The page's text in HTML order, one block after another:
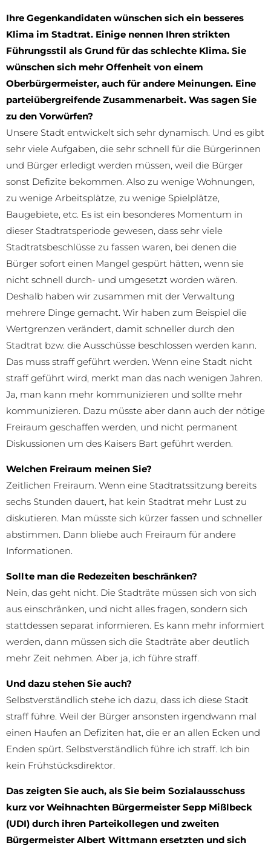
Ihre Gegenkandidaten wünschen sich ein besseres
Klima im Stadtrat. Einige nennen Ihren strikten
Führungsstil als Grund für das schlechte Klima. Sie
wünschen sich mehr Offenheit von einem
Oberbürgermeister, auch für andere Meinungen. Eine
parteiübergreifende Zusammenarbeit. Was sagen Sie
zu den Vorwürfen?
Unsere Stadt entwickelt sich sehr dynamisch. Und es gibt
sehr viele Aufgaben, die sehr schnell für die Bürgerinnen
und Bürger erledigt werden müssen, weil die Bürger
sonst Defizite bekommen. Also zu wenige Wohnungen,
zu wenige Arbeitsplätze, zu wenige Spielplätze,
Baugebiete, etc. Es ist ein besonderes Momentum in
dieser Stadtratsperiode gewesen, dass sehr viele
Stadtratsbeschlüsse zu fassen waren, bei denen die
Bürger sofort einen Mangel gespürt hätten, wenn sie
nicht schnell durch- und umgesetzt worden wären.
Deshalb haben wir zusammen mit der Verwaltung
mehrere Dinge gemacht. Wir haben zum Beispiel die
Wertgrenzen verändert, damit schneller durch den
Stadtrat bzw. die Ausschüsse beschlossen werden kann.
Das muss straff geführt werden. Wenn eine Stadt nicht
straff geführt wird, merkt man das nach wenigen Jahren.
Ja, man kann mehr kommunizieren und sollte mehr
kommunizieren. Dazu müsste aber dann auch der nötige
Freiraum geschaffen werden, und nicht permanent
Diskussionen um des Kaisers Bart geführt werden.
Welchen Freiraum meinen Sie?
Zeitlichen Freiraum. Wenn eine Stadtratssitzung bereits
sechs Stunden dauert, hat kein Stadtrat mehr Lust zu
diskutieren. Man müsste sich kürzer fassen und schneller
abstimmen. Dann bliebe auch Freiraum für andere
Informationen.
Sollte man die Redezeiten beschränken?
Nein, das geht nicht. Die Stadträte müssen sich von sich
aus einschränken, und nicht alles fragen, sondern sich
stattdessen separat informieren. Es kann mehr informiert
werden, dann müssen sich die Stadträte aber deutlich
mehr Zeit nehmen. Aber ja, ich führe straff.
Und dazu stehen Sie auch?
Selbstverständlich stehe ich dazu, dass ich diese Stadt
straff führe. Weil der Bürger ansonsten irgendwann mal
einen Haufen an Defiziten hat, die er an allen Ecken und
Enden spürt. Selbstverständlich führe ich straff. Ich bin
kein Frühstücksdirektor.
Das zeigten Sie auch, als Sie beim Sozialausschuss
kurz vor Weihnachten Bürgermeister Sepp Mißlbeck
(UDI) durch ihren Parteikollegen und zweiten
Bürgermeister Albert Wittmann ersetzten und sich